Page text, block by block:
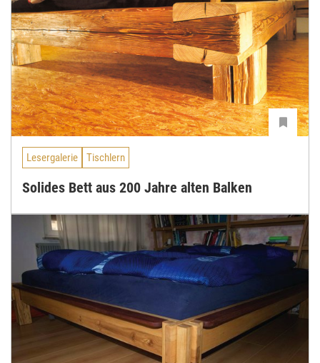
Lesergalerie Tischlern
Solides Bett aus 200 Jahre alten Balken